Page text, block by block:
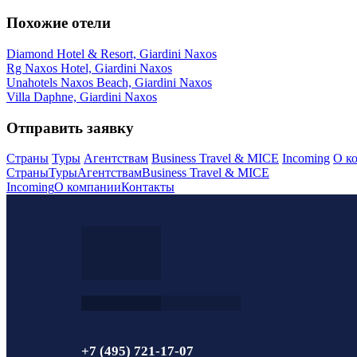
Похожие отели
Diamond Hotel & Resort, Giardini Naxos
Rg Naxos Hotel, Giardini Naxos
Unahotels Naxos Beach, Giardini Naxos
Villa Daphne, Giardini Naxos
Отправить заявку
Страны Туры Агентствам Business Travel & MICE Incoming О
СтраныТурыАгентствамBusiness Travel & MICE
IncomingО компанииКонтакты
+7 (495) 721-17-07